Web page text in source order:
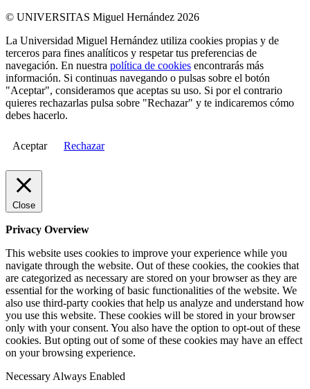
© UNIVERSITAS Miguel Hernández 2026
La Universidad Miguel Hernández utiliza cookies propias y de
terceros para fines analíticos y respetar tus preferencias de
navegación. En nuestra política de cookies encontrarás más
información. Si continuas navegando o pulsas sobre el botón
"Aceptar", consideramos que aceptas su uso. Si por el contrario
quieres rechazarlas pulsa sobre "Rechazar" y te indicaremos cómo
debes hacerlo.
Aceptar Rechazar
Close
Privacy Overview
This website uses cookies to improve your experience while you
navigate through the website. Out of these cookies, the cookies that
are categorized as necessary are stored on your browser as they are
essential for the working of basic functionalities of the website. We
also use third-party cookies that help us analyze and understand how
you use this website. These cookies will be stored in your browser
only with your consent. You also have the option to opt-out of these
cookies. But opting out of some of these cookies may have an effect
on your browsing experience.
Necessary Always Enabled